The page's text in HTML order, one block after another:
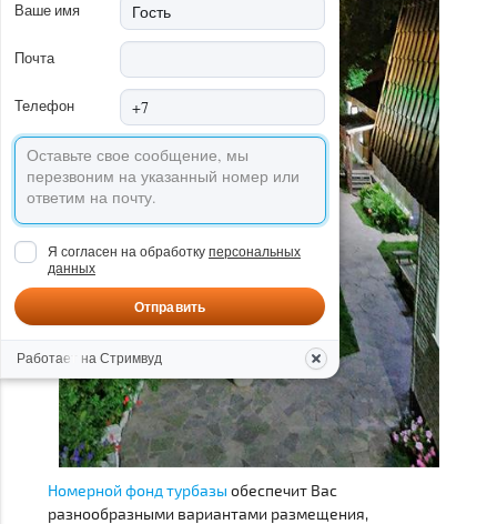
Номерной фонд турбазы обеспечит Вас
разнообразными вариантами размещения,
Ваше имя
Почта
Телефон
Я согласен на обработкуперсональных
данных
Отправить
Работает на Стримвуд